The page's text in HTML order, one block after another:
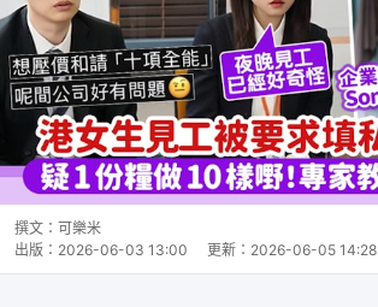
撰文： 可樂米
出版： 2026-06-03 13:00 更新： 2026-06-05 14:28